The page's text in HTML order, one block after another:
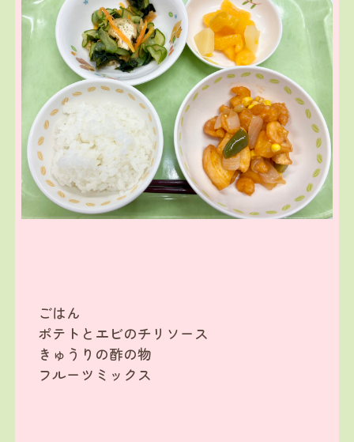
ごはん
ポテトとエビのチリソース
きゅうりの酢の物
フルーツミックス